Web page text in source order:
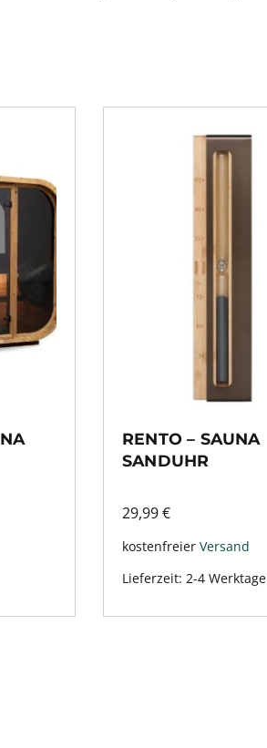
RENTO – SAUNA
SANDUHR
29,99€
kostenfreier Versand
Lieferzeit: 2-4 Werktage